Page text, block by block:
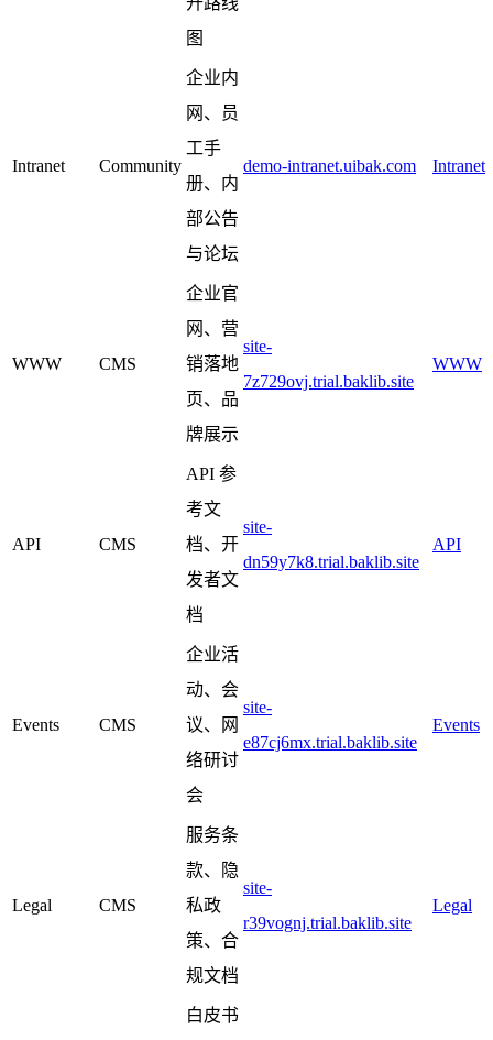
图
Intranet Community
企业内
网、员
工手
册、内
部公告
与论坛
demo-intranet.uibak.com Intranet
WWW CMS
企业官
网、营
销落地
页、品
牌展示
site-
7z729ovj.trial.baklib.site
WWW
API CMS
API 参
考文
档、开
发者文
档
site-
dn59y7k8.trial.baklib.site
API
Events CMS
企业活
动、会
议、网
络研讨
会
site-
e87cj6mx.trial.baklib.site
Events
Legal CMS
服务条
款、隐
私政
策、合
规文档
site-
r39vognj.trial.baklib.site
Legal
白皮书